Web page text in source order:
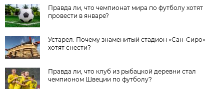
Правда ли, что чемпионат мира по футболу хотят
провести в январе?
Устарел. Почему знаменитый стадион «Сан-Сиро»
хотят снести?
Правда ли, что клуб из рыбацкой деревни стал
чемпионом Швеции по футболу?